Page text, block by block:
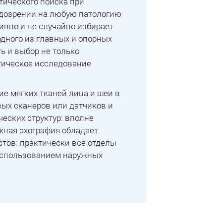
на любую патологию
и не случайно избирает
из главных и опорных
и выбор не только
исследование
мягких тканей лица и шеи в
сканеров или датчиков и
структур: вполне
эхография обладает
практически все отделы
наружных